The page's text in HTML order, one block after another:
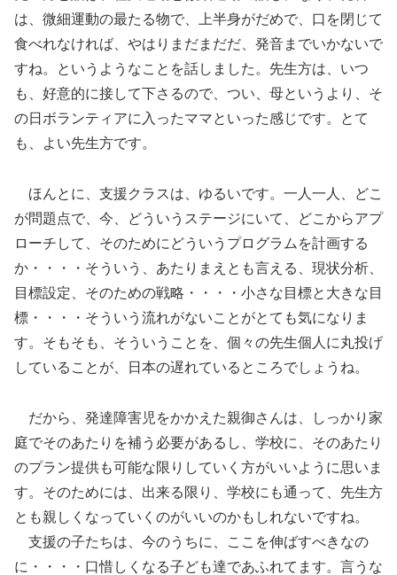
は、微細運動の最たる物で、上半身がだめで、口を閉じて
食べれなければ、やはりまだまだだ、発音までいかないで
すね。というようなことを話しました。先生方は、いつ
も、好意的に接して下さるので、つい、母というより、そ
の日ボランティアに入ったママといった感じです。とて
も、よい先生方です。
ほんとに、支援クラスは、ゆるいです。一人一人、どこ
が問題点で、今、どういうステージにいて、どこからアプ
ローチして、そのためにどういうプログラムを計画する
か・・・・そういう、あたりまえとも言える、現状分析、
目標設定、そのための戦略・・・・小さな目標と大きな目
標・・・・そういう流れがないことがとても気になりま
す。そもそも、そういうことを、個々の先生個人に丸投げ
していることが、日本の遅れているところでしょうね。
だから、発達障害児をかかえた親御さんは、しっかり家
庭でそのあたりを補う必要があるし、学校に、そのあたり
のプラン提供も可能な限りしていく方がいいように思いま
す。そのためには、出来る限り、学校にも通って、先生方
とも親しくなっていくのがいいのかもしれないですね。
支援の子たちは、今のうちに、ここを伸ばすべきなの
に・・・・口惜しくなる子ども達であふれてます。言うな